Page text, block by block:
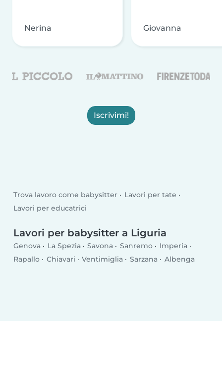
Nerina Giovanna
Iscrivimi!
Trova lavoro come babysitter
Lavori per tate
Lavori per educatrici
Lavori per babysitter a Liguria
Genova La Spezia Savona Sanremo
Imperia
Rapallo
Chiavari Ventimiglia Sarzana Albenga